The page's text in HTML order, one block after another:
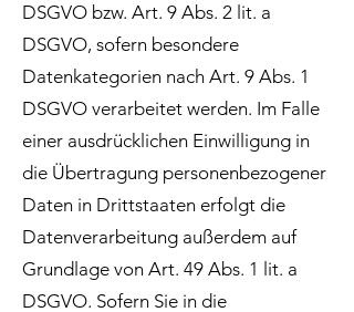
DSGVO bzw. Art. 9 Abs. 2 lit. a
DSGVO, sofern besondere
Datenkategorien nach Art. 9 Abs. 1
DSGVO verarbeitet werden. Im Falle
einer ausdrücklichen Einwilligung in
die Übertragung personenbezogener
Daten in Drittstaaten erfolgt die
Datenverarbeitung außerdem auf
Grundlage von Art. 49 Abs. 1 lit. a
DSGVO. Sofern Sie in die